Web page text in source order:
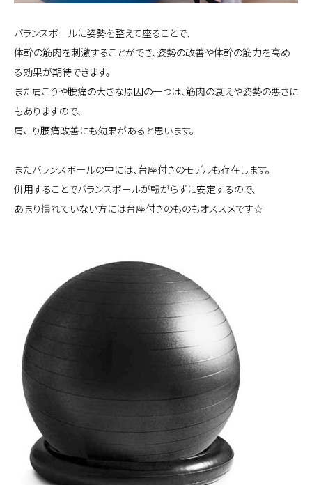
バランスボールに姿勢を整えて座ることで、
体幹の筋肉を刺激することができ、姿勢の改善や体幹の筋力を高め
る効果が期待できます。
また肩こりや腰痛の大きな原因の一つは、筋肉の衰えや姿勢の悪さに
もありますので、
肩こり腰痛改善にも効果があると思います。
またバランスボールの中には、台座付きのモデルも存在します。
併用することでバランスボールが転がらずに安定するので、
あまり慣れていない方には台座付きのものもオススメです☆